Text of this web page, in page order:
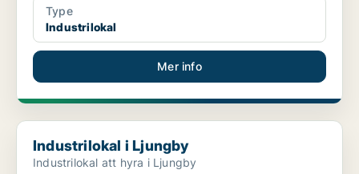
Type
Industrilokal
Mer info
Industrilokal i Ljungby
Industrilokal i Ljungby
Industrilokal att hyra i Ljungby